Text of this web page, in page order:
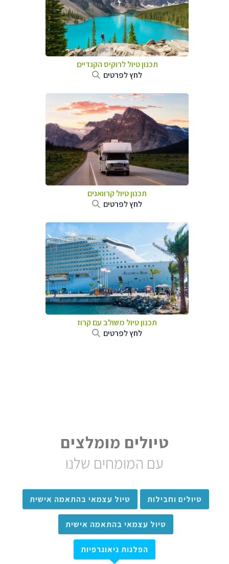
תכנון טיול לרוקיס הקנדיים
לחץ לפרטים
תכנון טיול קרוואנים
לחץ לפרטים
תכנון טיול משולב עם קרוז
לחץ לפרטים
טיולים מומלצים
עם המומחים שלנו
טיולים וחבילות טיול עצמאי בהתאמה אישית
טיול עצמאי בהתאמה אישית
הפלגות גיאוגרפיות